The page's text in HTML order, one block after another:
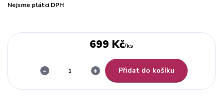
Nejsme plátci DPH
699 Kč/ks
Přidat do košíku